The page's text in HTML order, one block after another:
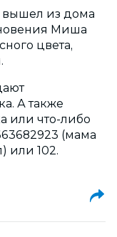
вышел из дома
Миша
цвета,
А также
или что-либо
(мама
или 102.